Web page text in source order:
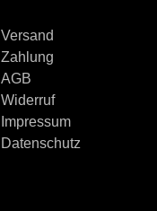
Versand
Zahlung
AGB
Widerruf
Impressum
Datenschutz